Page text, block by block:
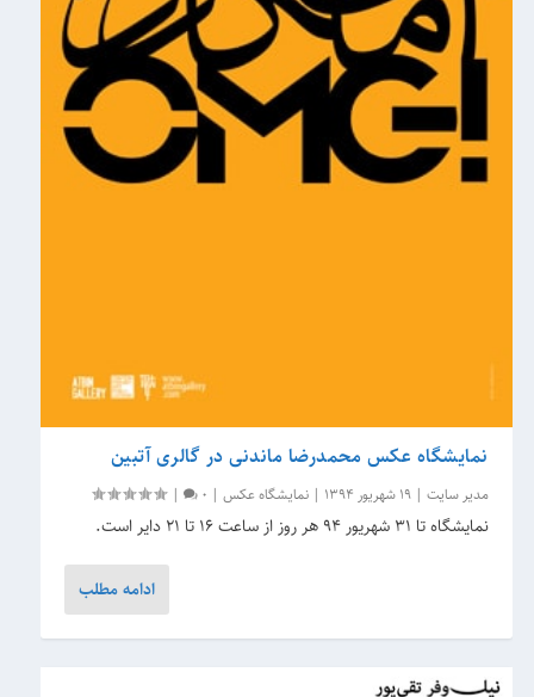
نمایشگاه عکس‌ محمدرضا ماندنی در گالری آتبین
مدیر سایت |19 شهریور 1394 |نمایشگاه عکس |
0
|
نمایشگاه تا ۳۱ شهریور ۹۴ هر روز از ساعت ۱۶ تا ۲۱ دایر است.
ادامه مطلب